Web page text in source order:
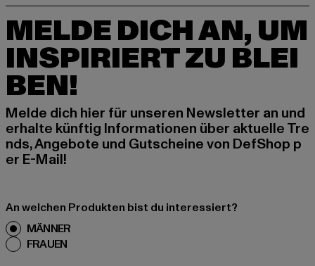
MELDE DICH AN, UM
INSPIRIERT ZU BLEI
BEN!
Melde dich hier für unseren Newsletter an und
erhalte künftig Informationen über aktuelle Tre
nds, Angebote und Gutscheine von DefShop p
er E-Mail!
An welchen Produkten bist du interessiert?
MÄNNER
FRAUEN